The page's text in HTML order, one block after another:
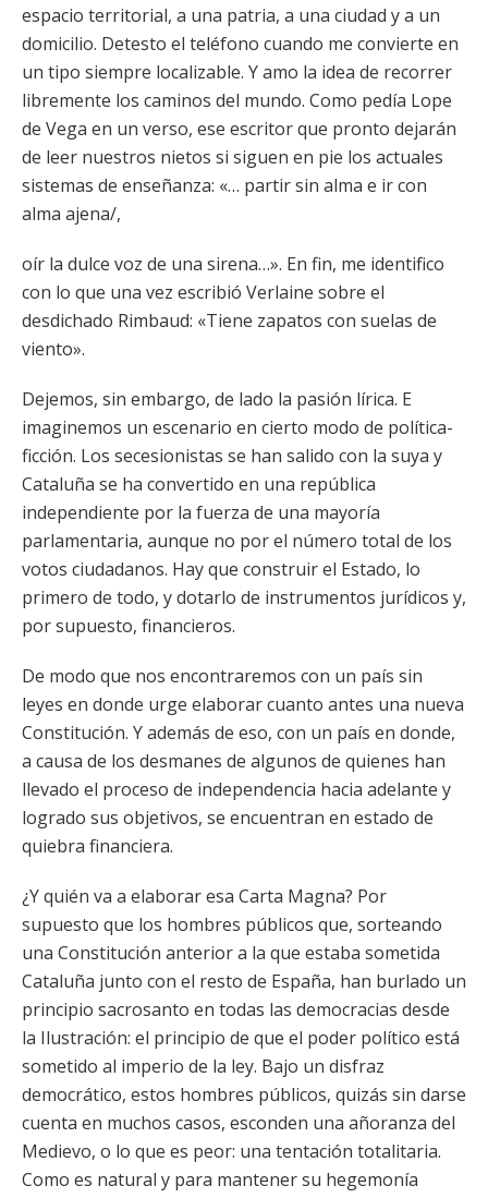
espacio territorial, a una patria, a una ciudad y a un
domicilio. Detesto el teléfono cuando me convierte en
un tipo siempre localizable. Y amo la idea de recorrer
libremente los caminos del mundo. Como pedía Lope
de Vega en un verso, ese escritor que pronto dejarán
de leer nuestros nietos si siguen en pie los actuales
sistemas de enseñanza: «… partir sin alma e ir con
alma ajena/,
oír la dulce voz de una sirena…». En fin, me identifico
con lo que una vez escribió Verlaine sobre el
desdichado Rimbaud: «Tiene zapatos con suelas de
viento».
Dejemos, sin embargo, de lado la pasión lírica. E
imaginemos un escenario en cierto modo de política-
ficción. Los secesionistas se han salido con la suya y
Cataluña se ha convertido en una república
independiente por la fuerza de una mayoría
parlamentaria, aunque no por el número total de los
votos ciudadanos. Hay que construir el Estado, lo
primero de todo, y dotarlo de instrumentos jurídicos y,
por supuesto, financieros.
De modo que nos encontraremos con un país sin
leyes en donde urge elaborar cuanto antes una nueva
Constitución. Y además de eso, con un país en donde,
a causa de los desmanes de algunos de quienes han
llevado el proceso de independencia hacia adelante y
logrado sus objetivos, se encuentran en estado de
quiebra financiera.
¿Y quién va a elaborar esa Carta Magna? Por
supuesto que los hombres públicos que, sorteando
una Constitución anterior a la que estaba sometida
Cataluña junto con el resto de España, han burlado un
principio sacrosanto en todas las democracias desde
la Ilustración: el principio de que el poder político está
sometido al imperio de la ley. Bajo un disfraz
democrático, estos hombres públicos, quizás sin darse
cuenta en muchos casos, esconden una añoranza del
Medievo, o lo que es peor: una tentación totalitaria.
Como es natural y para mantener su hegemonía